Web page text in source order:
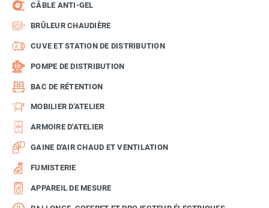
CÂBLE ANTI-GEL
BRÛLEUR CHAUDIÈRE
CUVE ET STATION DE DISTRIBUTION
POMPE DE DISTRIBUTION
BAC DE RÉTENTION
MOBILIER D'ATELIER
ARMOIRE D'ATELIER
GAINE D'AIR CHAUD ET VENTILATION
FUMISTERIE
APPAREIL DE MESURE